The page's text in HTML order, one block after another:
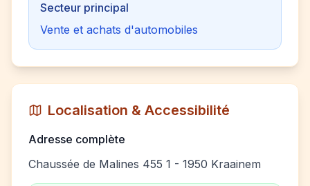
Secteur principal
Vente et achats d'automobiles
Localisation & Accessibilité
Adresse complète
Chaussée de Malines 455 1 - 1950 Kraainem